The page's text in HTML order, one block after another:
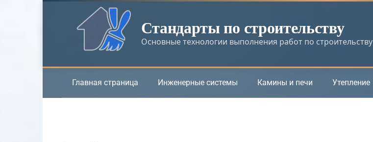
Стандарты по строительству
Основные технологии выполнения работ по строительству
Главная страница Инженерные системы Камины и печи Утепление